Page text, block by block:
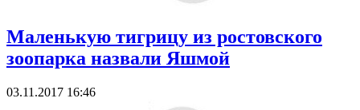
Маленькую тигрицу из ростовского
зоопарка назвали Яшмой
03.11.2017 16:46